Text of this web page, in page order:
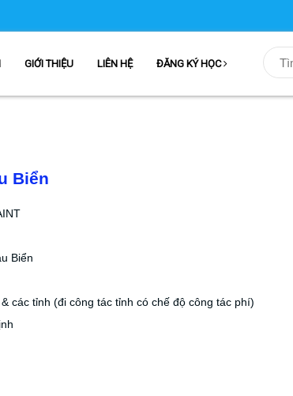
GIỚI THIỆU LIÊN HỆ ĐĂNG KÝ HỌC
Biển
Biển
các tỉnh (đi công tác tỉnh có chế độ công tác phí)